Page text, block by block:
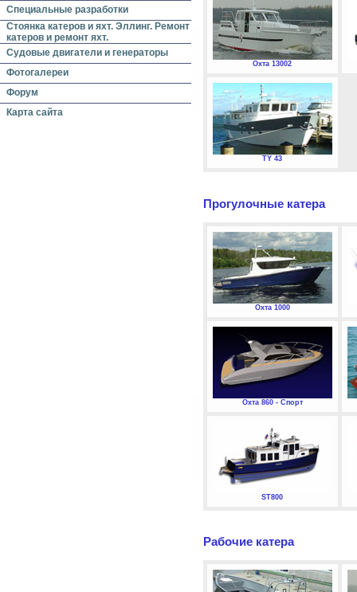
Специальные разработки
Стоянка катеров и яхт. Эллинг. Ремонт
катеров и ремонт яхт.
Судовые двигатели и генераторы
Фотогалереи
Форум
Карта сайта
Охта 13002
TY 43
Прогулочные катера
Охта 1000
Охта 860 - Спорт
ST800
Рабочие катера